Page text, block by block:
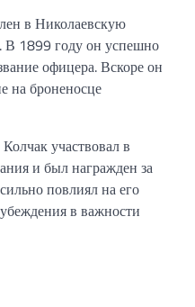
в Николаевскую
В 1899 году он успешно
офицера. Вскоре он
на броненосце
участвовал в
и был награжден за
повлиял на его
в важности